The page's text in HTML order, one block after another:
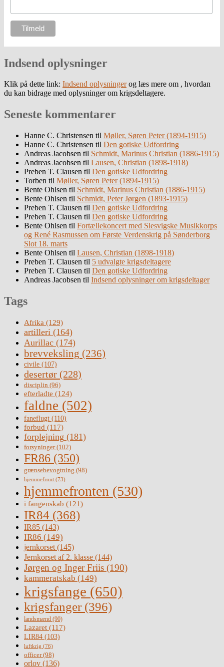
Indsend oplysninger
Klik på dette link: Indsend oplysningerog læs mere om , hvordan
du kan bidrage med oplysninger om krigsdeltagere.
Seneste kommentarer
Hanne C. Christensen til Møller, Søren Peter (1894-1915)
Hanne C. Christensen til Den gotiske Udfordring
Andreas Jacobsen til Schmidt, Marinus Christian (1886-1915)
Andreas Jacobsen til Lausen, Christian (1898-1918)
Preben T. Clausen til Den gotiske Udfordring
Torben til Møller, Søren Peter (1894-1915)
Bente Ohlsen til Schmidt, Marinus Christian (1886-1915)
Bente Ohlsen til Schmidt, Peter Jørgen (1893-1915)
Preben T. Clausen til Den gotiske Udfordring
Preben T. Clausen til Den gotiske Udfordring
Bente Ohlsen til Fortællekoncert med Slesvigske Musikkorps
og René Rasmussen om Første Verdenskrig på Sønderborg
Slot 18. marts
Bente Ohlsen til Lausen, Christian (1898-1918)
Preben T. Clausen til 5 udvalgte krigsdeltagere
Preben T. Clausen til Den gotiske Udfordring
Andreas Jacobsen til Indsend oplysninger om krigsdeltager
Tags
Afrika (129)
artilleri (164)
Aurillac (174)
brevveksling (236)
civile (107)
desertør (228)
disciplin (96)
efterladte (124)
faldne (502)
faneflugt (110)
forbud (117)
forplejning (181)
forsyninger(102)
FR86 (350)
grænsebevogtning (98)
hjemmefront (73)
hjemmefronten (530)
i fangenskab (121)
IR84 (368)
IR85 (143)
IR86 (149)
jernkorset(145)
Jernkorset af 2. klasse (144)
Jørgen og Inger Friis (190)
kammeratskab (149)
krigsfange (650)
krigsfanger (396)
landsmænd (90)
Lazaret (117)
LIR84 (103)
luftkrig (76)
officer(98)
orlov (136)